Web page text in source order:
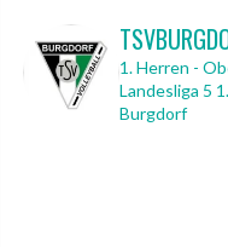
1. Herren -
Landesliga 5
Burgdorf